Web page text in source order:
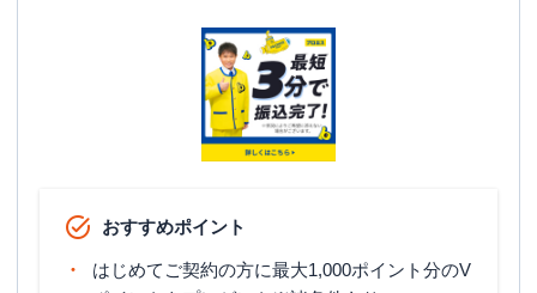
(1件) 高座郡寒川町
大和市(1件) 横須賀市
おすすめポイント
はじめてご契約の方に最大1,000ポイント分のV